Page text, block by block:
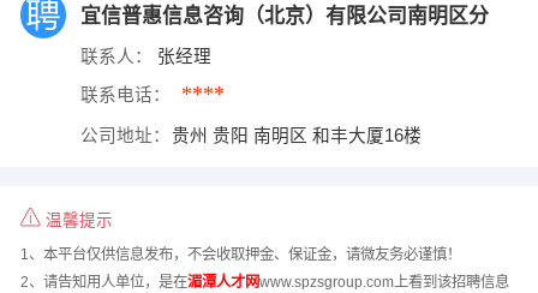
宜信普惠信息咨询（北京）有限公司南明区分
联系人： 张经理
联系电话： ****
公司地址： 贵州 贵阳 南明区 和丰大厦16楼
温馨提示
1、本平台仅供信息发布，不会收取押金、保证金，请微友务必谨慎！
2、请告知用人单位，是在湄潭人才网www.spzsgroup.com上看到该招聘信息